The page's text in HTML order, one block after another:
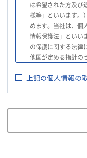
は希望された方及び
様等」といいます。
めます。当社は、個
情報保護法」といい
の保護に関する法律
他国が定める指針の
2.
当社は、お客様等の
れている場合を除き
当社は、お客様等
い、滅失又は毀損等
上記の個人情報の